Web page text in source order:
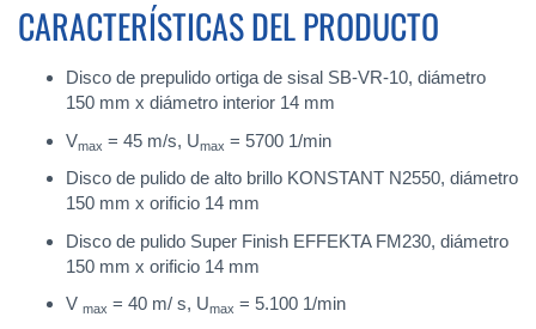
CARACTERÍSTICAS DEL PRODUCTO
Disco de prepulido ortiga de sisal SB-VR-10, diámetro
150 mm x diámetro interior 14 mm
Vmax = 45 m/s, Umax = 5700 1/min
Disco de pulido de alto brillo KONSTANT N2550, diámetro
150 mm x orificio 14 mm
Disco de pulido Super Finish EFFEKTA FM230, diámetro
150 mm x orificio 14 mm
V max = 40 m/ s, Umax = 5.100 1/min